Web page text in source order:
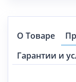
О Товаре
Гарантии и